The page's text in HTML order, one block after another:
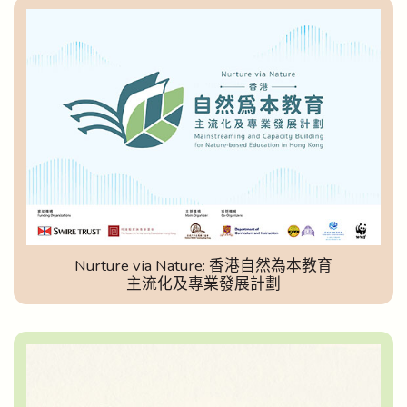
Nurture via Nature: 香港自然為本教育
主流化及專業發展計劃